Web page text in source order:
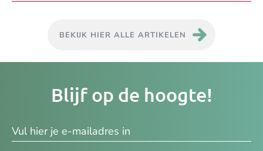
BEKIJK HIER ALLE ARTIKELEN
Blijf op de hoogte!